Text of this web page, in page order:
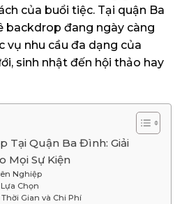
của buổi tiệc. Tại quận Ba
backdrop đang ngày càng
vụ nhu cầu đa dạng của
sinh nhật đến hội thảo hay
Tại Quận Ba Đình: Giải
Mọi Sự Kiện
Nghiệp
Chọn
Thời Gian và Chi Phí